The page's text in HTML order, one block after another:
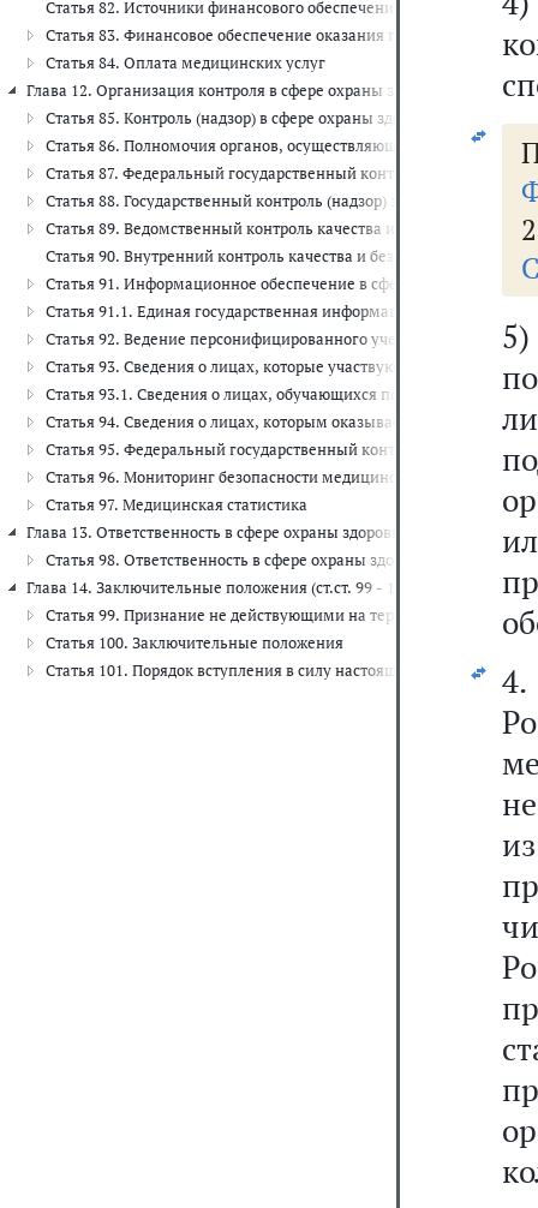
Статья 82. Источники финансового обеспечения в сфере охраны
Статья 83. Финансовое обеспечение оказания гражданам
Статья 84. Оплата медицинских услуг
Глава 12. Организация контроля в сфере охраны здоровья (ст.ст. 85 -
Статья 85. Контроль (надзор) в сфере охраны здоровья
Статья 86. Полномочия органов, осуществляющих
Статья 87. Федеральный государственный контроль (надзор)
Статья 88. Государственный контроль (надзор) за реализацией
Статья 89. Ведомственный контроль качества и безопасности
Статья 90. Внутренний контроль качества и безопасности
Статья 91. Информационное обеспечение в сфере
Статья 91.1. Единая государственная информационная система в
Статья 92. Ведение персонифицированного учета в сфере
Статья 93. Сведения о лицах, которые участвуют в
Статья 93.1. Сведения о лицах, обучающихся по
Статья 94. Сведения о лицах, которым оказывается
Статья 95. Федеральный государственный контроль (надзор) за
Статья 96. Мониторинг безопасности медицинских изделий
Статья 97. Медицинская статистика
Глава 13. Ответственность в сфере охраны здоровья (ст. 98)
Статья 98. Ответственность в сфере охраны здоровья
Глава 14. Заключительные положения (ст.ст. 99 - 101)
Статья 99. Признание не действующими на территории
Статья 100. Заключительные положения
Статья 101. Порядок вступления в силу настоящего Федерального
4.